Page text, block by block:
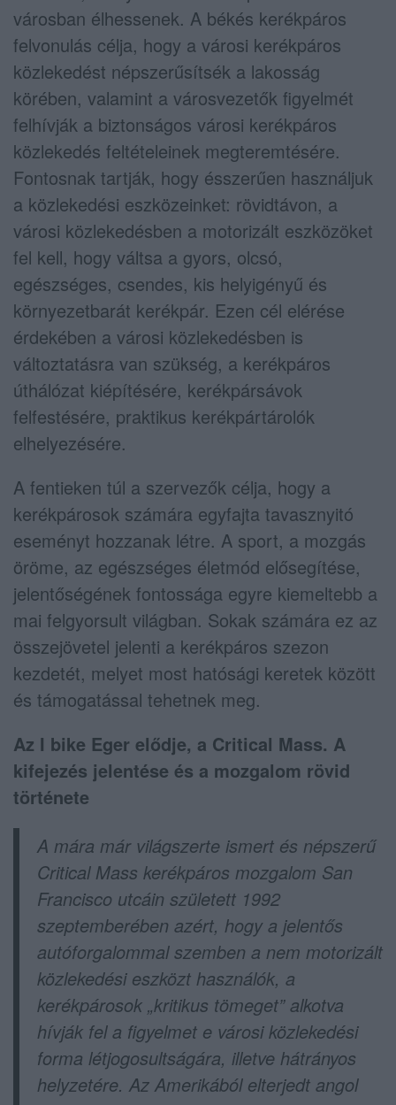
városban élhessenek. A békés kerékpáros
felvonulás célja, hogy a városi kerékpáros
közlekedést népszerűsítsék a lakosság
körében, valamint a városvezetők figyelmét
felhívják a biztonságos városi kerékpáros
közlekedés feltételeinek megteremtésére.
Fontosnak tartják, hogy ésszerűen használjuk
a közlekedési eszközeinket: rövidtávon, a
városi közlekedésben a motorizált eszközöket
fel kell, hogy váltsa a gyors, olcsó,
egészséges, csendes, kis helyigényű és
környezetbarát kerékpár. Ezen cél elérése
érdekében a városi közlekedésben is
változtatásra van szükség, a kerékpáros
úthálózat kiépítésére, kerékpársávok
felfestésére, praktikus kerékpártárolók
elhelyezésére.
A fentieken túl a szervezők célja, hogy a
kerékpárosok számára egyfajta tavasznyitó
eseményt hozzanak létre. A sport, a mozgás
öröme, az egészséges életmód elősegítése,
jelentőségének fontossága egyre kiemeltebb a
mai felgyorsult világban. Sokak számára ez az
összejövetel jelenti a kerékpáros szezon
kezdetét, melyet most hatósági keretek között
és támogatással tehetnek meg.
Az I bike Eger elődje, a Critical Mass. A
kifejezés jelentése és a mozgalom rövid
története
A mára már világszerte ismert és népszerű
Critical Mass kerékpáros mozgalom San
Francisco utcáin született 1992
szeptemberében azért, hogy a jelentős
autóforgalommal szemben a nem motorizált
közlekedési eszközt használók, a
kerékpárosok „kritikus tömeget” alkotva
hívják fel a figyelmet e városi közlekedési
forma létjogosultságára, illetve hátrányos
helyzetére. Az Amerikából elterjedt angol